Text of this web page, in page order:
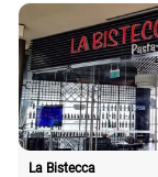
La Bistecca